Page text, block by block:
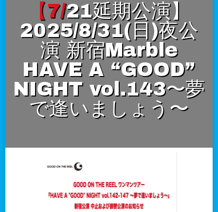
【7/21延期公演】
2025/8/31(日)夜公
演 新宿Marble
HAVE A “GOOD”
NIGHT vol.143〜夢
で逢いましょう〜